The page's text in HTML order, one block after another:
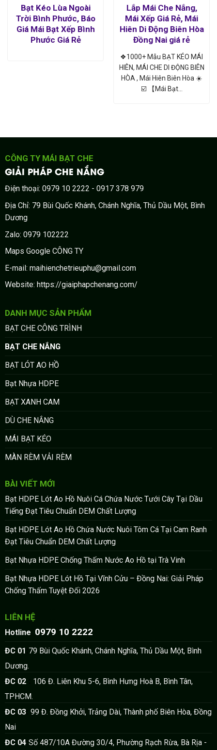
Bạt Kéo Lùa Ngoài
Trời Bình Phước, Báo
Giá Mái Bạt Xếp Bình
Phước Giá Rẻ
Lắp Mái Che Nắng,
Mái Xếp Giá Rẻ, Mái
Hiên Di Động Biên Hòa
Đồng Nai giá rẻ
❖1000+ Mẫu BẠT KÉO MÁI
HIÊN, MÁI CHE DI ĐỘNG BIÊN
HÒA , Mái Hiên Biên Hòa ☀️
☑️ 【Mái Bạt…
CÔNG TY MÁI BẠT CHE
GIẢI PHÁP CHE NẮNG
Điện thoại: 0979 10 2222 - 0917 378 979
Địa Chỉ: 79 Bùi Quốc Khánh, Chánh Nghĩa, Thủ Dầu Một, Bình
Dương
Zalo: 0979 102222
Maps Google CÔNG TY
E-mail: maihienchetrieuphu@gmail.com
Website: https://giaiphapchenang.com/
DANH MỤC SẢN PHẨM
BẠT CHE CÔNG TRÌNH
BẠT CHE NẮNG
BẠT LÓT AO HỒ
Bạt Nhựa HDPE
BẠT XANH CAM
DÙ CHE NẮNG
MÁI BẠT KÉO
MÀN RÈM VẢI RÈM
BÀI VIẾT MỚI
Bạt HDPE Lót Ao Hồ Nuôi Cá Chứa Nước Tưới Cây Tại Dầu
Tiếng Đạt Tiêu Chuẩn DEM Chất Lượng
Bạt HDPE Lót Ao Hồ Chứa Nước Nuôi Tôm Cá Tại Cam Ranh
Đạt Tiêu Chuẩn DEM Chất Lượng
Bạt Nhựa HDPE Chống Thấm Nước Ao Hồ tại Trà Vinh
Bạt Nhựa HDPE Lót Hồ Tại Vĩnh Cửu – Đồng Nai: Giải Pháp
Chống Thấm Tuyệt Đối 2026
LIÊN HỆ
Hotline 0979 10 2222
ĐC 01 79 Bùi Quốc Khánh, Chánh Nghĩa, Thủ Dầu Một, Bình
Dương.
ĐC 02:
106 Đ. Liên Khu 5-6, Bình Hưng Hoà B, Bình Tân,
TPHCM.
ĐC 03: 99 Đ. Đồng Khởi, Trảng Dài, Thành phố Biên Hòa, Đồng
Nai
ĐC 04: Số 487/10A Đường 30/4, Phường Rạch Rừa, Bà Rịa -